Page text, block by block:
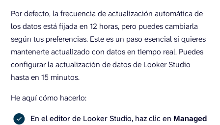
Por defecto, la frecuencia de actualización automática de
los datos está fijada en 12 horas, pero puedes cambiarla
según tus preferencias. Este es un paso esencial si quieres
mantenerte actualizado con datos en tiempo real. Puedes
configurar la actualización de datos de Looker Studio
hasta en 15 minutos.
He aquí cómo hacerlo:
En el editor de Looker Studio, haz clic en Managed